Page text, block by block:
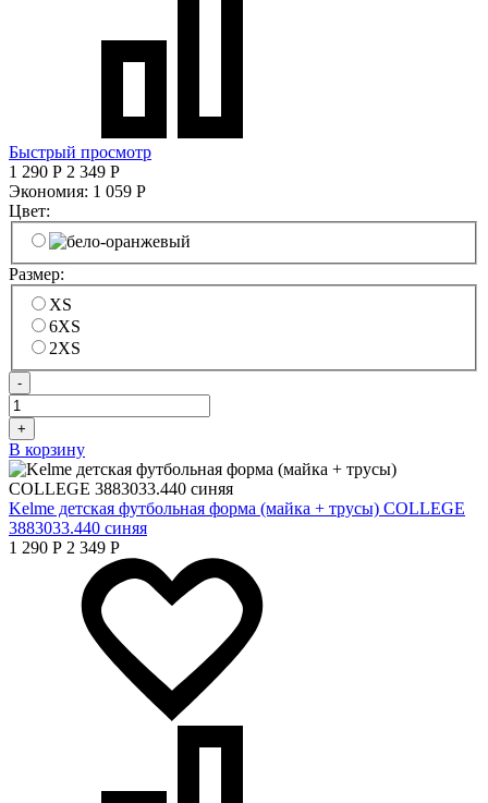
Быстрый просмотр
1 290 Р 2 349 Р
Экономия: 1 059 Р
Цвет:
Размер:
XS
6XS
2XS
-
+
В корзину
Kelme детская футбольная форма (майка + трусы) COLLEGE
3883033.440 синяя
1 290 Р 2 349 Р